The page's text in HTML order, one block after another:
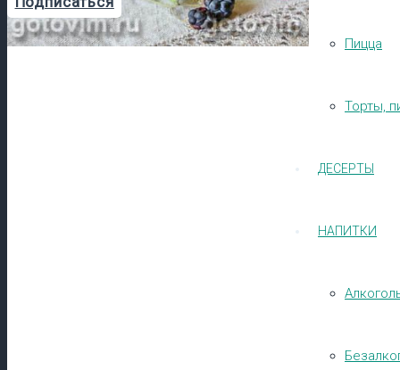
Пицца
Торты,
ДЕСЕРТЫ
НАПИТКИ